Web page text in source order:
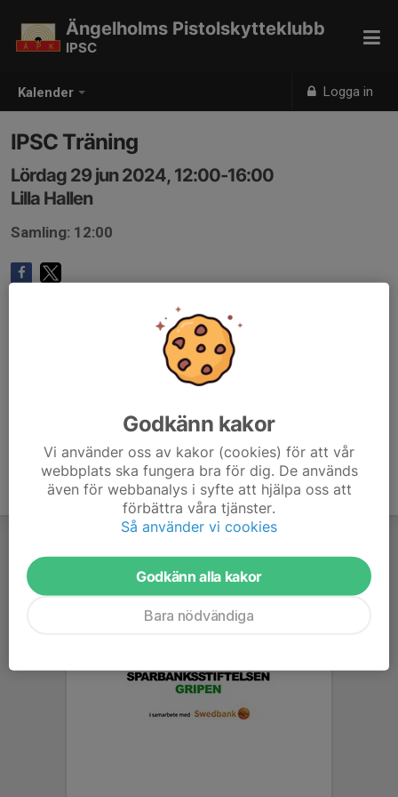
Kalender Logga in
Ängelholms Pistolskytteklubb
IPSC
IPSC Träning
Lördag 29 jun 2024, 12:00-16:00
Lilla Hallen
Samling: 12:00
Godkänn kakor
Vi använder oss av kakor (cookies) för att vår
webbplats ska fungera bra för dig. De används
även för webbanalys i syfte att hjälpa oss att
förbättra våra tjänster.
Så använder vi cookies
Godkänn alla kakor
Bara nödvändiga